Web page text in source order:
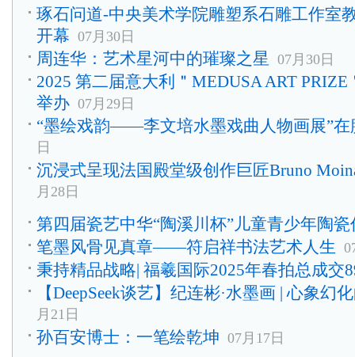
琢石问道-中央美术学院雕塑系石雕工作室
开幕 07月30日
周连华：艺术星河中的璀璨之星 07月30日
2025 第二届意大利＂MEDUSA ART
举办 07月29日
“墨绘戏韵——李文培水墨戏曲人物画展”在
日
沉浸式呈现法国殿堂级创作巨匠Bruno
月28日
第四届瓷艺中华“陶溪川杯”儿童青少年陶
笔墨风骨见真章——符启祥书法艺术人生
秉持精品战略| 福羲国际2025年春拍总成交
【DeepSeek谈艺】纪连彬·水墨画 | 心象幻
月21日
孙百安博士：一笔绘乾坤 07月17日